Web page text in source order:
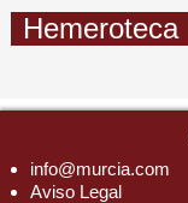
Hemeroteca
info@murcia.com
Aviso Legal